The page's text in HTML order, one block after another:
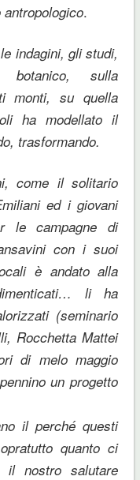
.
indagini, gli studi,
botanico, sulla
monti, su quella
ha modellato il
trasformando.
come il solitario
ed i giovani
le campagne di
con i suoi
è andato alla
li ha
(seminario
Rocchetta Mattei
di melo maggio
un progetto
il perché questi
quanto ci
il nostro salutare